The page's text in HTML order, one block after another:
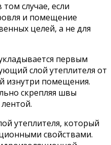
случае, если
и помещение
целей, а не для
первым
слой утеплителя от
изнутри помещения.
скрепляя швы
утеплителя, который
свойствами.